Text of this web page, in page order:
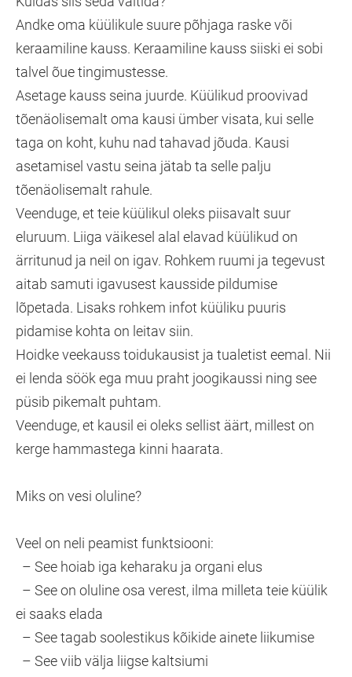
Andke oma küülikule suure põhjaga raske või
keraamiline kauss. Keraamiline kauss siiski ei sobi
talvel õue tingimustesse.
Asetage kauss seina juurde. Küülikud proovivad
tõenäolisemalt oma kausi ümber visata, kui selle
taga on koht, kuhu nad tahavad jõuda. Kausi
asetamisel vastu seina jätab ta selle palju
tõenäolisemalt rahule.
Veenduge, et teie küülikul oleks piisavalt suur
eluruum. Liiga väikesel alal elavad küülikud on
ärritunud ja neil on igav. Rohkem ruumi ja tegevust
aitab samuti igavusest kausside pildumise
lõpetada. Lisaks rohkem infot küüliku puuris
pidamise kohta on leitav siin.
Hoidke veekauss toidukausist ja tualetist eemal. Nii
ei lenda söök ega muu praht joogikaussi ning see
püsib pikemalt puhtam.
Veenduge, et kausil ei oleks sellist äärt, millest on
kerge hammastega kinni haarata.
Miks on vesi oluline?
Veel on neli peamist funktsiooni:
– See hoiab iga keharaku ja organi elus
– See on oluline osa verest, ilma milleta teie küülik
ei saaks elada
– See tagab soolestikus kõikide ainete liikumise
– See viib välja liigse kaltsiumi